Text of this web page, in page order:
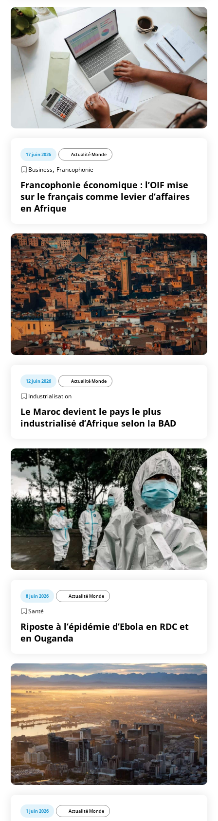
17 juin 2026 Actualité Monde
Business, Francophonie
Francophonie économique : l’OIF mise
sur le français comme levier d’affaires
en Afrique
12 juin 2026 Actualité Monde
Industrialisation
Le Maroc devient le pays le plus
industrialisé d’Afrique selon la BAD
8 juin 2026 Actualité Monde
Santé
Riposte à l’épidémie d’Ebola en RDC et
en Ouganda
1 juin 2026 Actualité Monde